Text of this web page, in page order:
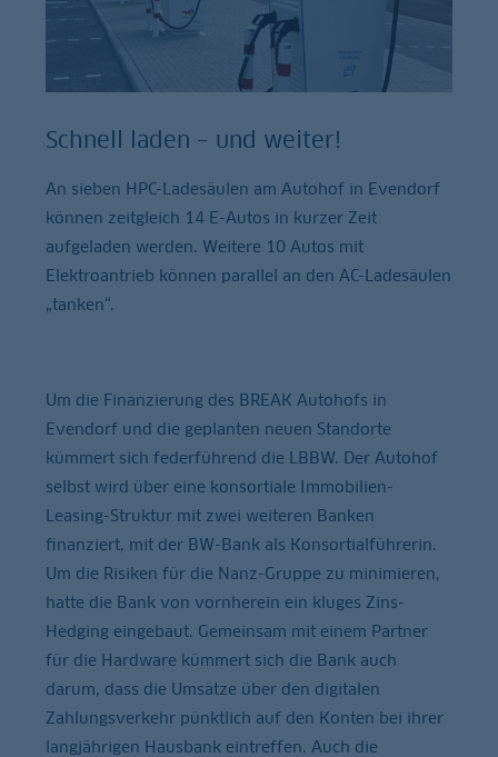
Schnell laden – und weiter!
An sieben HPC-Ladesäulen am Autohof in Evendorf
können zeitgleich 14 E-Autos in kurzer Zeit
aufgeladen werden. Weitere 10 Autos mit
Elektroantrieb können parallel an den AC-Ladesäulen
„tanken“.
Um die Finanzierung des BREAK Autohofs in
Evendorf und die geplanten neuen Standorte
kümmert sich federführend die LBBW. Der Autohof
selbst wird über eine konsortiale Immobilien-
Leasing-Struktur mit zwei weiteren Banken
finanziert, mit der BW-Bank als Konsortialführerin.
Um die Risiken für die Nanz-Gruppe zu minimieren,
hatte die Bank von vornherein ein kluges Zins-
Hedging eingebaut. Gemeinsam mit einem Partner
für die Hardware kümmert sich die Bank auch
darum, dass die Umsätze über den digitalen
Zahlungsverkehr pünktlich auf den Konten bei ihrer
langjährigen Hausbank eintreffen. Auch die